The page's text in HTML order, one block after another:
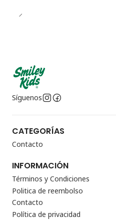
Síguenos
CATEGORÍAS
Contacto
INFORMACIÓN
Términos y Condiciones
Politica de reembolso
Contacto
Política de privacidad